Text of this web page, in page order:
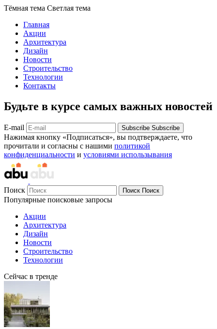
Тёмная тема Светлая тема
Главная
Акции
Архитектура
Дизайн
Новости
Строительство
Технологии
Контакты
Будьте в курсе самых важных новостей
E-mail Subscribe Subscribe
Нажимая кнопку «Подписаться», вы подтверждаете, что
прочитали и согласны с нашими политикой
конфиденциальности и условиями использывания
Поиск Поиск Поиск
Популярные поисковые запросы
Акции
Архитектура
Дизайн
Новости
Строительство
Технологии
Сейчас в тренде